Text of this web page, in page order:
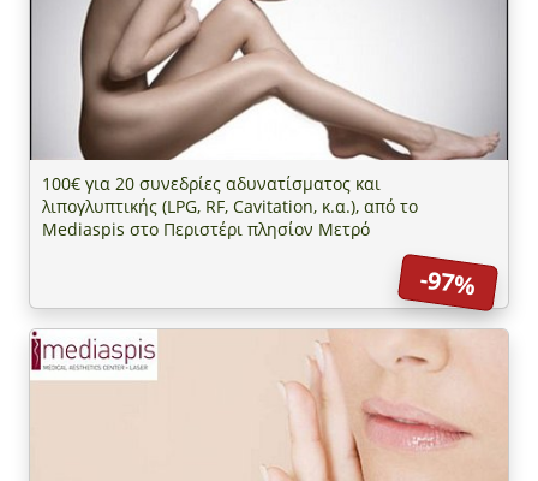
100€ για 20 συνεδρίες αδυνατίσματος και
λιπογλυπτικής (LPG, RF, Cavitation, κ.α.), από το
Mediaspis στο Περιστέρι πλησίον Μετρό
-97%